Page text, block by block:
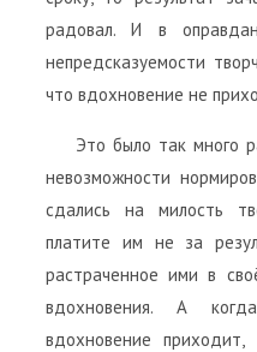
радовал. И в
непредсказуемости
что вдохновение не
Это было так много
невозможности
сдались на милость
платите им не за
растраченное ими в
вдохновения. А
вдохновение